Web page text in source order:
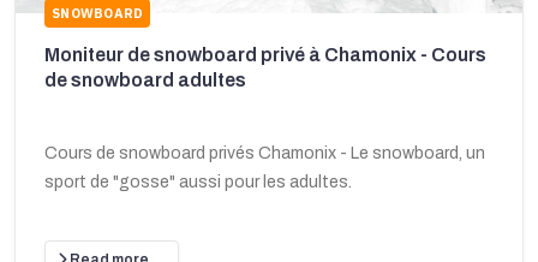
SNOWBOARD
Moniteur de snowboard privé à Chamonix - Cours
de snowboard adultes
Cours de snowboard privés Chamonix - Le snowboard, un
sport de "gosse" aussi pour les adultes.